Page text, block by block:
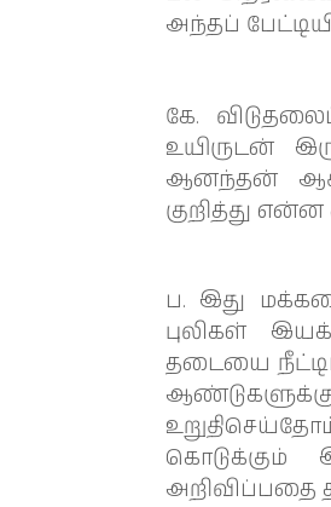
அந்தப்
கே.
உயிருடன்
ஆனந்தன்
குறித்து என்ன
ப. இது
புலிகள்
தடையை
அறிவிப்பதை